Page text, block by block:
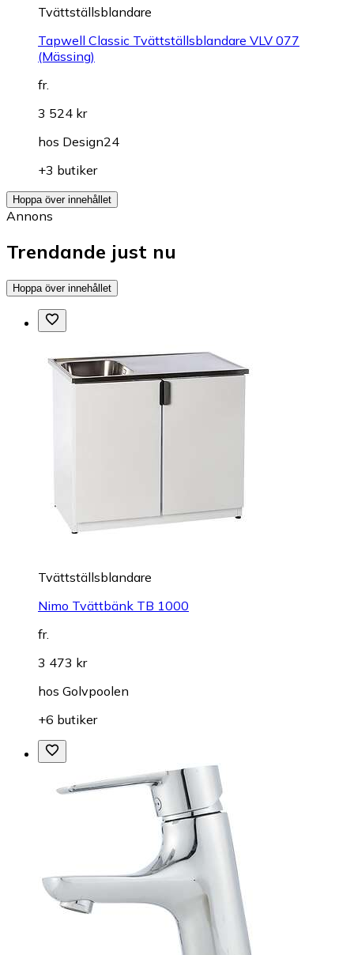
Tvättställsblandare
Tapwell Classic Tvättställsblandare VLV 077
(Mässing)
fr.
3 524 kr
hos Design24
+3 butiker
Hoppa över innehållet
Annons
Trendande just nu
Hoppa över innehållet
Tvättställsblandare
Nimo Tvättbänk TB 1000
fr.
3 473 kr
hos Golvpoolen
+6 butiker